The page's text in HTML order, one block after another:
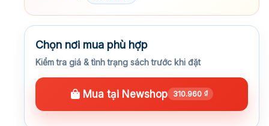
Chọn nơi mua phù hợp
Kiểm tra giá & tình trạng sách trước khi đặt
Mua tại Newshop 310.960 ₫